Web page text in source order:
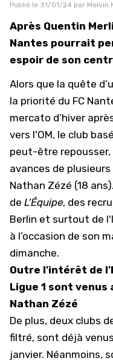
Publié le 31/01/24 par Melvin
Après Quentin
Nantes pourrait
espoir de son
Alors que la quête
la priorité du FC
mercato d’hiver
vers l'OM, le club
peut-être repousser,
avances de
Nathan Zézé (18
de L’Équipe, des
Berlin et surtout de
à l’occasion de son
dimanche.
Outre l'intérêt de
Ligue 1 sont
Nathan Zézé
De plus, deux clubs
filtré, sont déjà
janvier. Néanmoins,